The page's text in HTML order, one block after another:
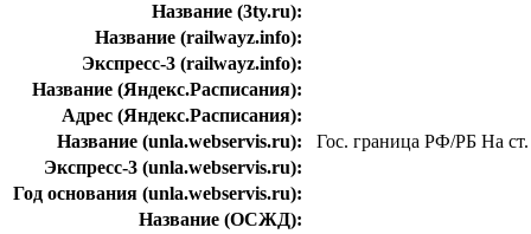
Название (3ty.ru):
Название (railwayz.info):
Экспресс-3 (railwayz.info):
Название (Яндекс.Расписания):
Адрес (Яндекс.Расписания):
Название (unla.webservis.ru):
Гос. граница РФ/РБ На
Экспресс-3 (unla.webservis.ru):
Год основания (unla.webservis.ru):
Название (ОСЖД):